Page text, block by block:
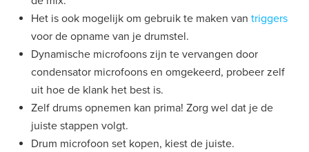
Het is ook mogelijk om gebruik te maken van triggers
voor de opname van je drumstel.
Dynamische microfoons zijn te vervangen door
condensator microfoons en omgekeerd, probeer zelf
uit hoe de klank het best is.
Zelf drums opnemen kan prima! Zorg wel dat je de
juiste stappen volgt.
Drum microfoon set kopen, kiest de juiste.